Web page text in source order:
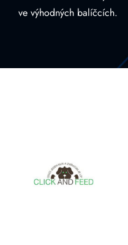
ve výhodných balíčcích.